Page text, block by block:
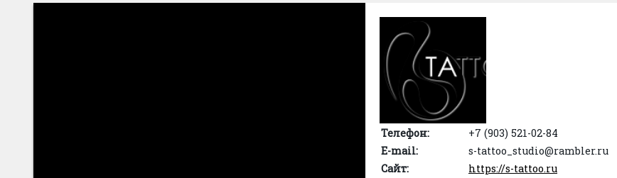
Телефон:
+7 (903) 521-02-84
E-mail:
s-tattoo_studio@rambler.ru
Сайт:
https://s-tattoo.ru